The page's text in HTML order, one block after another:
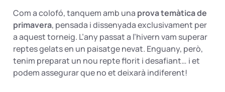
Com a colofó, tanquem amb una prova temàtica de
primavera, pensada i dissenyada exclusivament per
a aquest torneig. L’any passat a l’hivern vam superar
reptes gelats en un paisatge nevat. Enguany, però,
tenim preparat un nou repte florit i desafiant… i et
podem assegurar que no et deixarà indiferent!